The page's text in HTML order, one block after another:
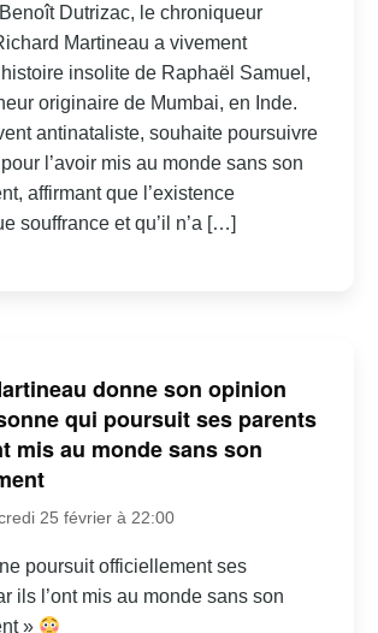
Dutrizac, le chroniqueur
Martineau a vivement
insolite de Raphaël Samuel,
originaire de Mumbai, en Inde.
antinataliste, souhaite poursuivre
l’avoir mis au monde sans son
affirmant que l’existence
souffrance et qu’il n’a […]
donne son opinion
qui poursuit ses parents
mis au monde sans son
25 février à 22:00
poursuit officiellement ses
ils l’ont mis au monde sans son
»